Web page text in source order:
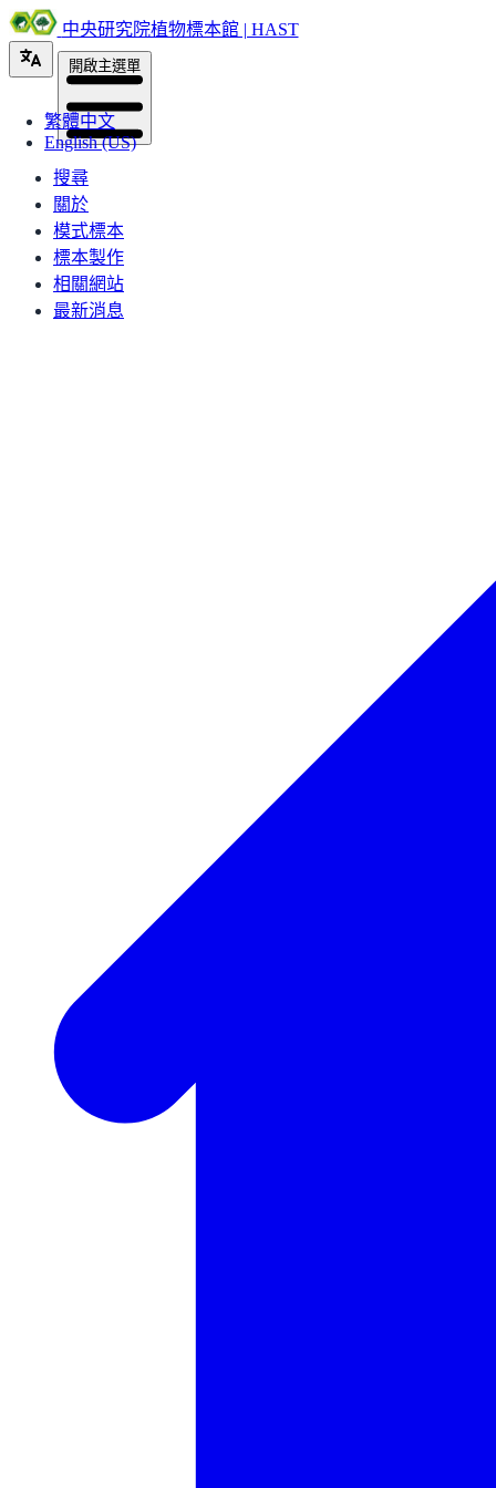
中央研究院植物標本館 | HAST
繁體中文
English (US)
開啟主選單
搜尋
關於
模式標本
標本製作
相關網站
最新消息